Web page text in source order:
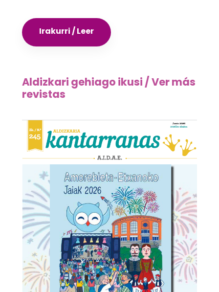
Irakurri / Leer
Aldizkari gehiago ikusi / Ver más
revistas